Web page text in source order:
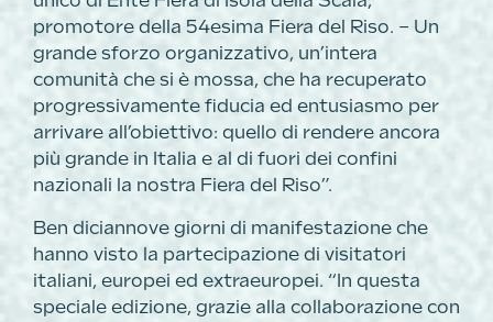
promotore della 54esima Fiera del Riso. – Un
grande sforzo organizzativo, un’intera
comunità che si è mossa, che ha recuperato
progressivamente fiducia ed entusiasmo per
arrivare all’obiettivo: quello di rendere ancora
più grande in Italia e al di fuori dei confini
nazionali la nostra Fiera del Riso”.
Ben diciannove giorni di manifestazione che
hanno visto la partecipazione di visitatori
italiani, europei ed extraeuropei. “In questa
speciale edizione, grazie alla collaborazione con